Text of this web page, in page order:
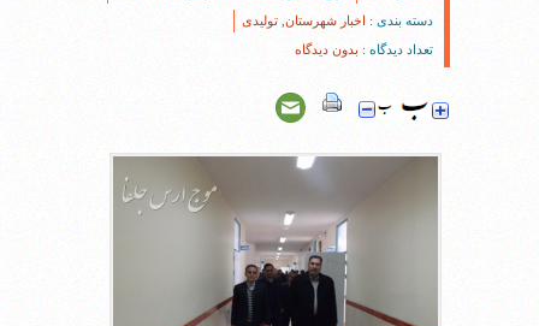
دسته بندی : اخبار شهرستان تولیدی
تعداد دیدگاه : بدون دیدگاه